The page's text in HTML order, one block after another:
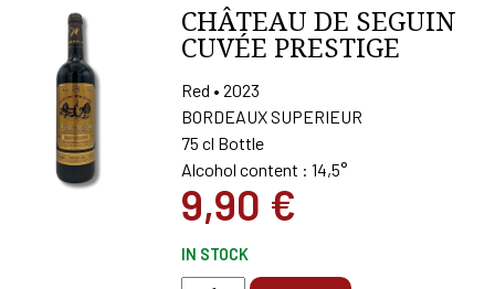
CHÂTEAU DE SEGUIN
CUVÉE PRESTIGE
Red • 2023
BORDEAUX SUPERIEUR
75 cl Bottle
Alcohol content : 14,5°
9,90 €
IN STOCK